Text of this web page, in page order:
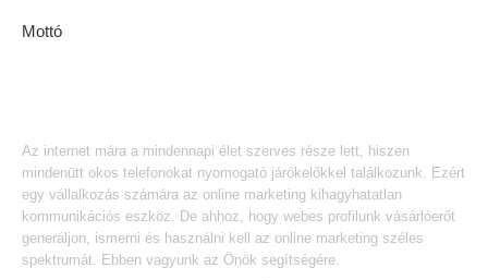
Mottó
Az internet mára a mindennapi élet szerves része lett, hiszen
mindenütt okos telefonokat nyomogató járókelőkkel találkozunk. Ezért
egy vállalkozás számára az online marketing kihagyhatatlan
kommunikációs eszköz. De ahhoz, hogy webes profilunk vásárlóerőt
generáljon, ismerni és használni kell az online marketing széles
spektrumát. Ebben vagyunk az Önök segítségére.